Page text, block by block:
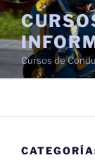
Saltar
al
contenido
Cursos de